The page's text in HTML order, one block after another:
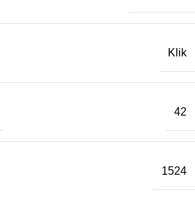
Klik
42
1524